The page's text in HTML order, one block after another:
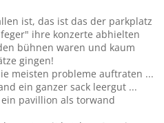
ist, das ist das der parkplatz
ihre konzerte abhielten
bühnen waren und kaum
gingen!
meisten probleme auftraten ...
ein ganzer sack leergut ...
pavillion als torwand